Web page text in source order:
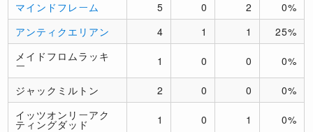
マインドフレーム
5 0 2
0%
アンティクエリアン
4 1 1
25%
メイドフロムラッキ
ー 1 0 0 0%
ジャックミルトン 2 0 0
0%
イッツオンリーアク
ティングダッド 1 0 1 0%